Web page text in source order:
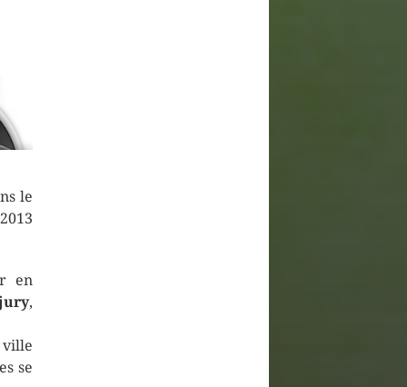
le
en
,
ville
se